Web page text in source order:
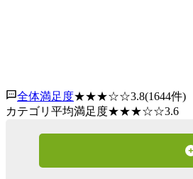
全体満足度★★★☆☆3.8(1644件)
カテゴリ平均満足度★★★☆☆3.6